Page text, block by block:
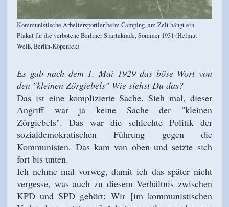
Kommunistische Arbeitersportler beim Camping, am Zelt hängt ein
Plakat für die verbotene Berliner Spartakiade, Sommer 1931 (Helmut
Weiß, Berlin-Köpenick)
Es gab nach dem 1. Mai 1929 das böse Wort von
den "kleinen Zörgiebels" Wie siehst Du das?
Das ist eine komplizierte Sache. Sieh mal, dieser
Angriff war ja keine Sache der "kleinen
Zörgiebels". Das war die schlechte Politik der
sozialdemokratischen Führung gegen die
Kommunisten. Das kam von oben und setzte sich
fort bis unten.
Ich nehme mal vorweg, damit ich das später nicht
vergesse, was auch zu diesem Verhältnis zwischen
KPD und SPD gehört: Wir [im kommunistischen